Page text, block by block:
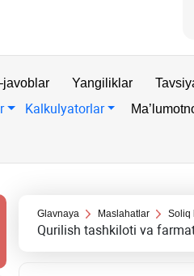
Yangiliklar
Kalkulyatorlar
Glavnaya Maslahatlar Soliq
Qurilish tashkiloti va